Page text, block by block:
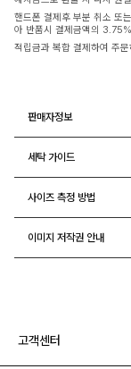
핸드폰 결제후 부분 취소 또
아 반품시 결제금액의
적립금과 복합 결제하여 주
판매자정보
세탁 가이드
사이즈 측정 방법
이미지 저작권 안내
고객센터